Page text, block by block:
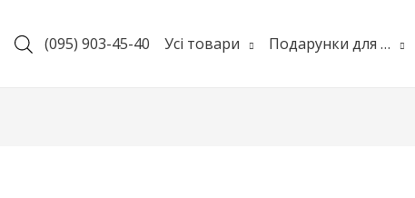
(095) 903-45-40 Усі товари Подарунки для …